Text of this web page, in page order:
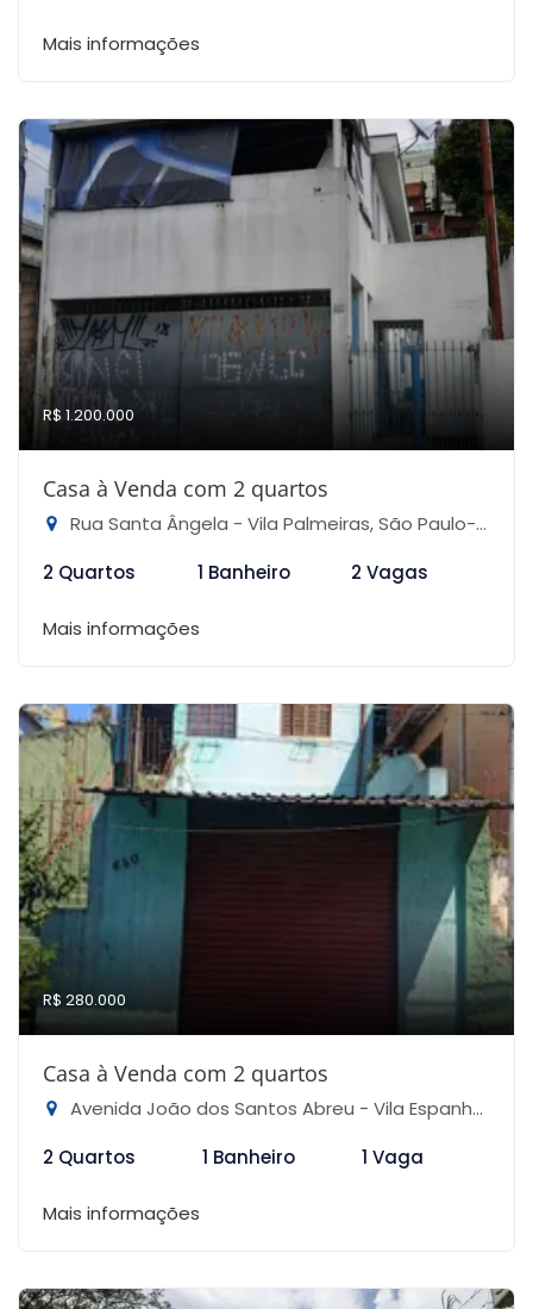
Mais informações
R$ 1.200.000
Casa à Venda com 2 quartos
Rua Santa Ângela - Vila Palmeiras, São Paulo-SP
2 Quartos
1 Banheiro 2 Vagas
Mais informações
R$ 280.000
Casa à Venda com 2 quartos
Avenida João dos Santos Abreu - Vila Espanhola, São Paulo-SP
2 Quartos
1 Banheiro 1 Vaga
Mais informações